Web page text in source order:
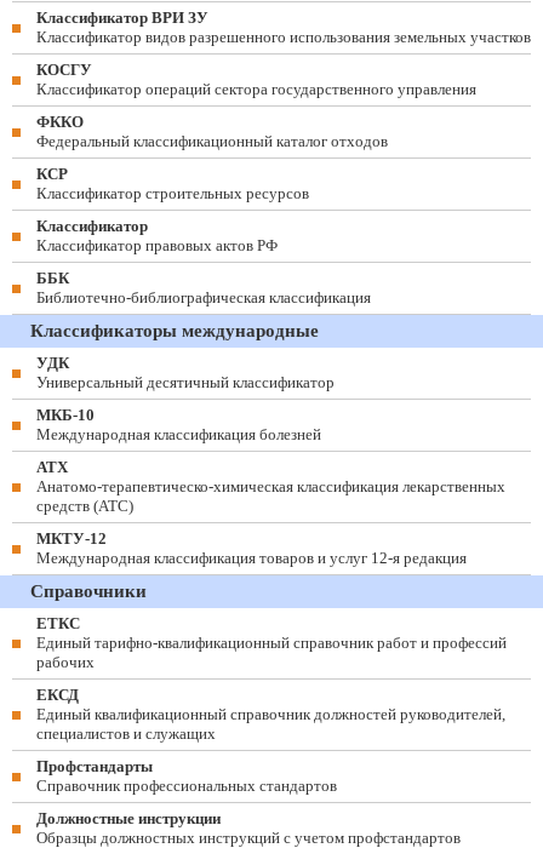
Классификатор ВРИ ЗУ
Классификатор видов разрешенного использования земельных участков
КОСГУ
Классификатор операций сектора государственного управления
ФККО
Федеральный классификационный каталог отходов
КСР
Классификатор строительных ресурсов
Классификатор
Классификатор правовых актов РФ
ББК
Библиотечно-библиографическая классификация
Классификаторы международные
УДК
Универсальный десятичный классификатор
МКБ-10
Международная классификация болезней
АТХ
Анатомо-терапевтическо-химическая классификация лекарственных
средств (ATC)
МКТУ-12
Международная классификация товаров и услуг 12-я редакция
Справочники
ЕТКС
Единый тарифно-квалификационный справочник работ и профессий
рабочих
ЕКСД
Единый квалификационный справочник должностей руководителей,
специалистов и служащих
Профстандарты
Справочник профессиональных стандартов
Должностные инструкции
Образцы должностных инструкций с учетом профстандартов